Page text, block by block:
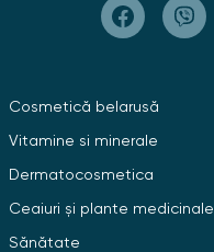
Cosmetică belarusă
Vitamine si minerale
Dermatocosmetica
Ceaiuri și plante medicinale
Sănătate